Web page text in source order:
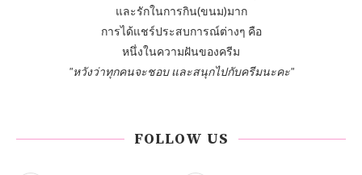
และรักในการกิน(ขนม)มาก
การได้แชร์ประสบการณ์ต่างๆ คือ
หนึ่งในความฝันของครีม
"หวังว่าทุกคนจะชอบ และสนุกไปกับครีมนะคะ"
FOLLOW US